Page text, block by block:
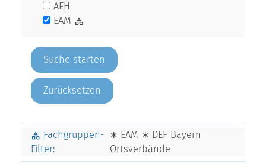
AEH
EAM
Zurücksetzen
Fachgruppen-
Filter:
∗ EAM ∗ DEF Bayern
Ortsverbände